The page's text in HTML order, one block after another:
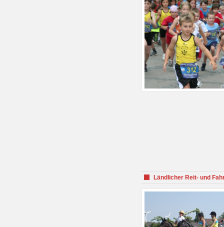
Ländlicher Reit- und